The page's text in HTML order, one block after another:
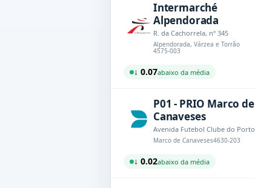
Intermarché
Alpendorada
R. da Cachorrela, nº 345
Alpendorada, Várzea e Torrão
4575-003
↓ 0.07abaixo da média
P01 - PRIO Marco de
Canaveses
Marco de Canaveses4630-203
↓ 0.02abaixo da média